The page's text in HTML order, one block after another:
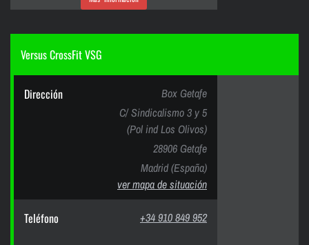
Versus CrossFit VSG
Dirección
Box Getafe
C/ Sindicalismo 3 y 5
(Pol ind Los Olivos)
28906 Getafe
Madrid (España)
ver mapa de situación
Teléfono +34 910 849 952